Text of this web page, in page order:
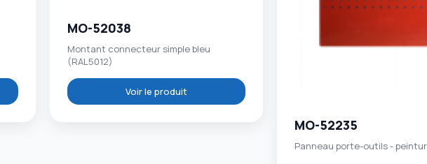
MO-52038
Montant connecteur simple bleu
(RAL5012)
Voir le produit
MO-52235
Panneau porte-outils -